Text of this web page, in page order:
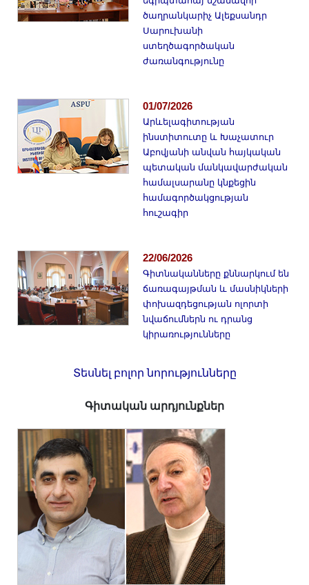
ծաղրանկարիչ Ալեքսանդր
Սարուխանի
ստեղծագործական
ժառանգությունը
01/07/2026
Արևելագիտության
ինստիտուտը և Խաչատուր
Աբովյանի անվան հայկական
պետական մանկավարժական
համալսարանը կնքեցին
համագործակցության
հուշագիր
22/06/2026
Գիտնականները քննարկում են
ճառագայթման և մասնիկների
փոխազդեցության ոլորտի
նվաճումներն ու դրանց
կիրառությունները
Տեսնել բոլոր նորությունները
Գիտական արդյունքներ